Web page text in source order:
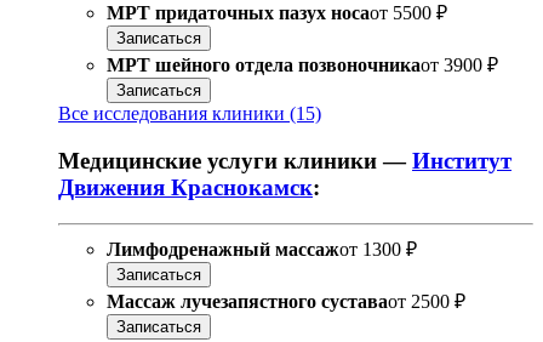
МРТ придаточных пазух носаот 5500 ₽
Записаться
МРТ шейного отдела позвоночникаот 3900 ₽
Записаться
Все исследования клиники (15)
Медицинские услуги клиники —Институт
Движения Краснокамск:
Лимфодренажный массажот 1300 ₽
Записаться
Массаж лучезапястного суставаот 2500 ₽
Записаться